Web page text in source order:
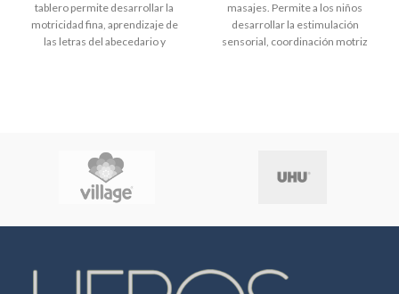
tablero permite desarrollar la
motricidad fina, aprendizaje de
las letras del abecedario y
masajes. Permite a los niños
desarrollar la estimulación
sensorial, coordinación motriz
tensiones. Contiene 1 pieza de
Recomendado para niños desde